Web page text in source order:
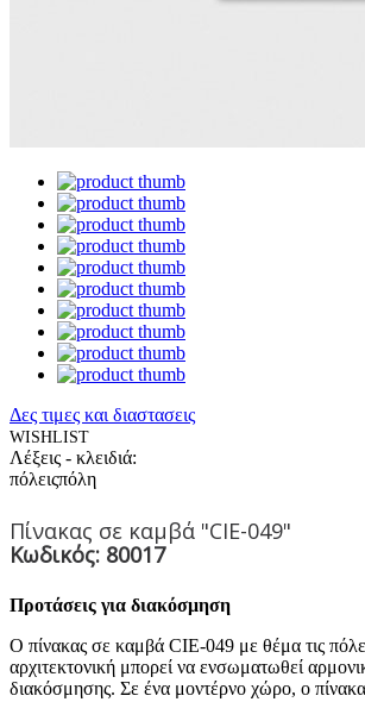
Δες τιμες και διαστασεις
WISHLIST
Λέξεις - κλειδιά:
πόλειςπόλη
Πίνακας σε καμβά "CIE-049"
Κωδικός: 80017
Προτάσεις για διακόσμηση
Ο πίνακας σε καμβά CIE-049 με θέμα τις
αρχιτεκτονική μπορεί να ενσωματωθεί
διακόσμησης. Σε ένα μοντέρνο χώρο, ο